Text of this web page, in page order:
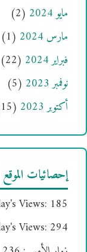
مايو 2024
(2)
مارس 2024
(1)
فبراير 2024
(22)
نوفمبر 2023
(5)
أكتوبر 2023
(15)
إحصائيات الموقع
Views: 185
Views: 294